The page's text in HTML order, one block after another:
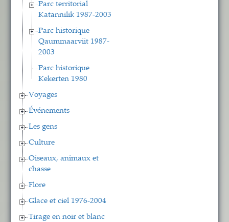
Parc territorial
Katannilik 1987-2003
Parc historique
Qaummaarviit 1987-
2003
Parc historique
Kekerten 1980
Voyages
Événements
Les gens
Culture
Oiseaux, animaux et
chasse
Flore
Glace et ciel 1976-2004
Tirage en noir et blanc